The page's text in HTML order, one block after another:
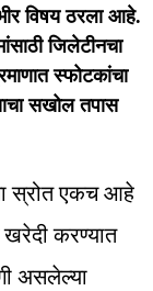
विषय ठरला आहे.
जिलेटीनचा
स्फोटकांचा
सखोल तपास
स्रोत एकच आहे
करण्यात
असलेल्या